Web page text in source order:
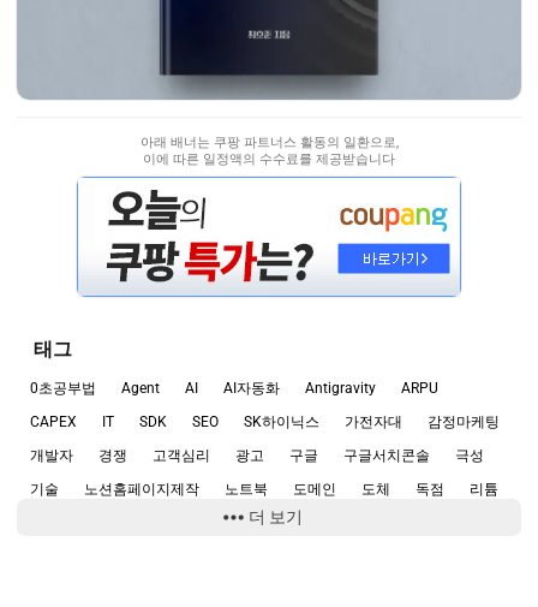
아래 배너는 쿠팡 파트너스 활동의 일환으로,
이에 따른 일정액의 수수료를 제공받습니다
태그
0초공부법 Agent AI AI자동화 Antigravity
ARPU
CAPEX
IT SDK SEO SK하이닉스 가전자대
감정마케팅
개발자
경쟁 고객심리 광고 구글 구글서치콘솔
극성
기술
노션홈페이지제작 노트북 도메인 도체 독점
리튬
마케팅전략 마케팅퍼널
더 보기